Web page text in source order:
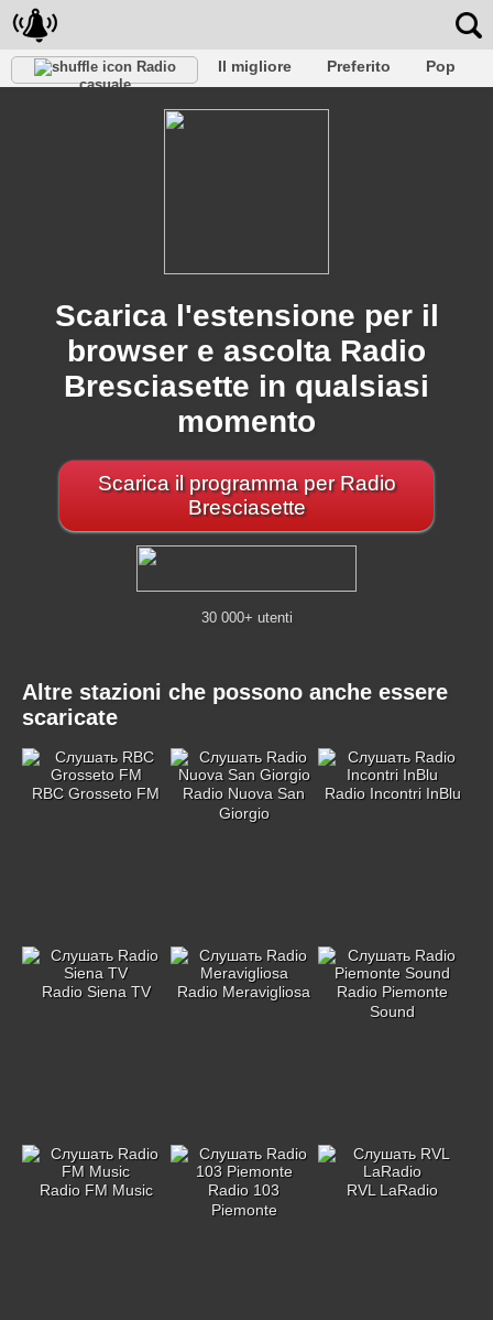
Radio
casuale
Il migliore Preferito
Pop
Jazz
Scarica l'estensione per il
browser e ascolta Radio
Bresciasette in qualsiasi
momento
Scarica il programma per Radio
Bresciasette
30 000+ utenti
Altre stazioni che possono anche essere
scaricate
RBC Grosseto FM
Radio Nuova San
Giorgio
Radio Incontri InBlu
Radio Siena TV Radio Meravigliosa
Radio Piemonte
Sound
Radio FM Music
Radio 103
Piemonte
RVL LaRadio